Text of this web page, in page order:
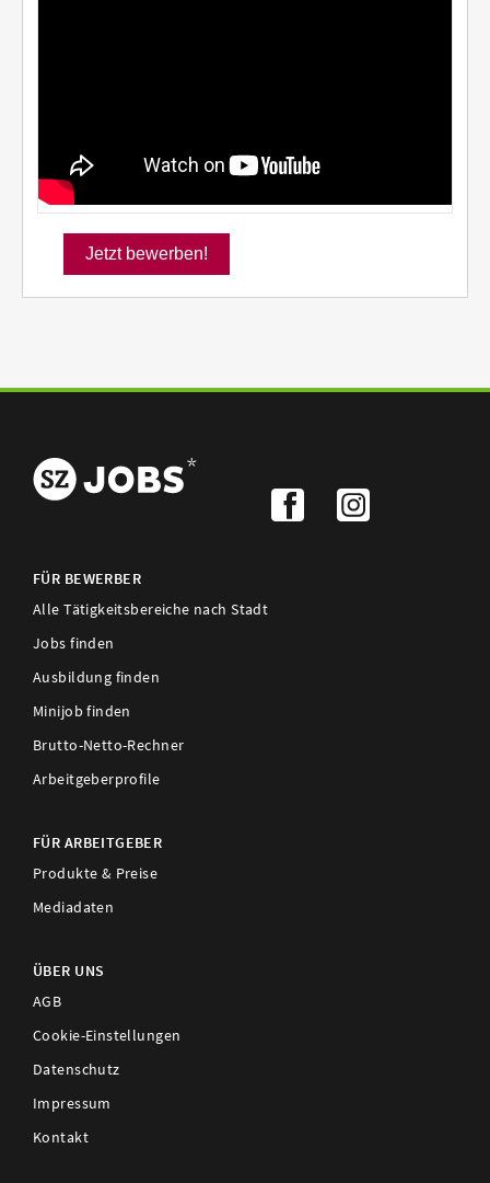
FÜR BEWERBER
Alle Tätigkeitsbereiche nach Stadt
Jobs finden
Ausbildung finden
Minijob finden
Brutto-Netto-Rechner
Arbeitgeberprofile
FÜR ARBEITGEBER
Produkte & Preise
Mediadaten
ÜBER UNS
AGB
Cookie-Einstellungen
Datenschutz
Impressum
Kontakt